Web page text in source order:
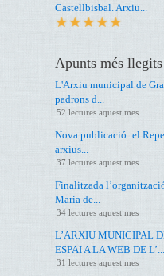
Castellbisbal. Arxiu...
Apunts més llegits
L'Arxiu municipal de
padrons d...
52 lectures aquest mes
Nova publicació: el
arxius...
37 lectures aquest mes
Finalitzada
Maria de...
34 lectures aquest mes
L’ARXIU MUNICIPAL
ESPAI A LA WEB DE L’...
31 lectures aquest mes